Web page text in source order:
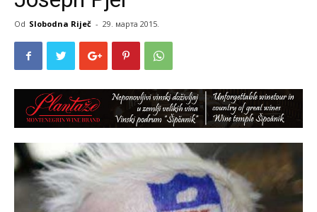
Od Slobodna Riječ - 29. марта 2015.